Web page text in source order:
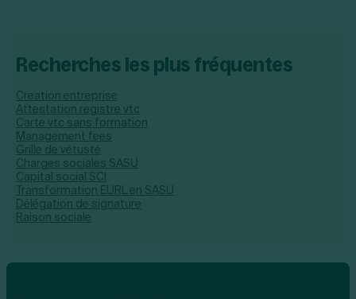
Recherches les plus fréquentes
Creation entreprise
Attestation registre vtc
Carte vtc sans formation
Management fees
Grille de vétusté
Charges sociales SASU
Capital social SCI
Transformation EURL en SASU
Délégation de signature
Raison sociale